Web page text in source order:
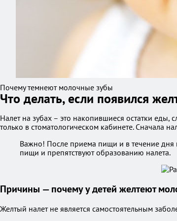
Почему темнеют молочные зубы
Что делать, если появился
Налет на зубах – это накопившиеся остатки
только в стоматологическом кабинете. Сначала
Важно! После приема пищи и в течение дня
пищи и препятствуют образованию налета.
Причины — почему у детей желтеют
Желтый налет не является самостоятельным